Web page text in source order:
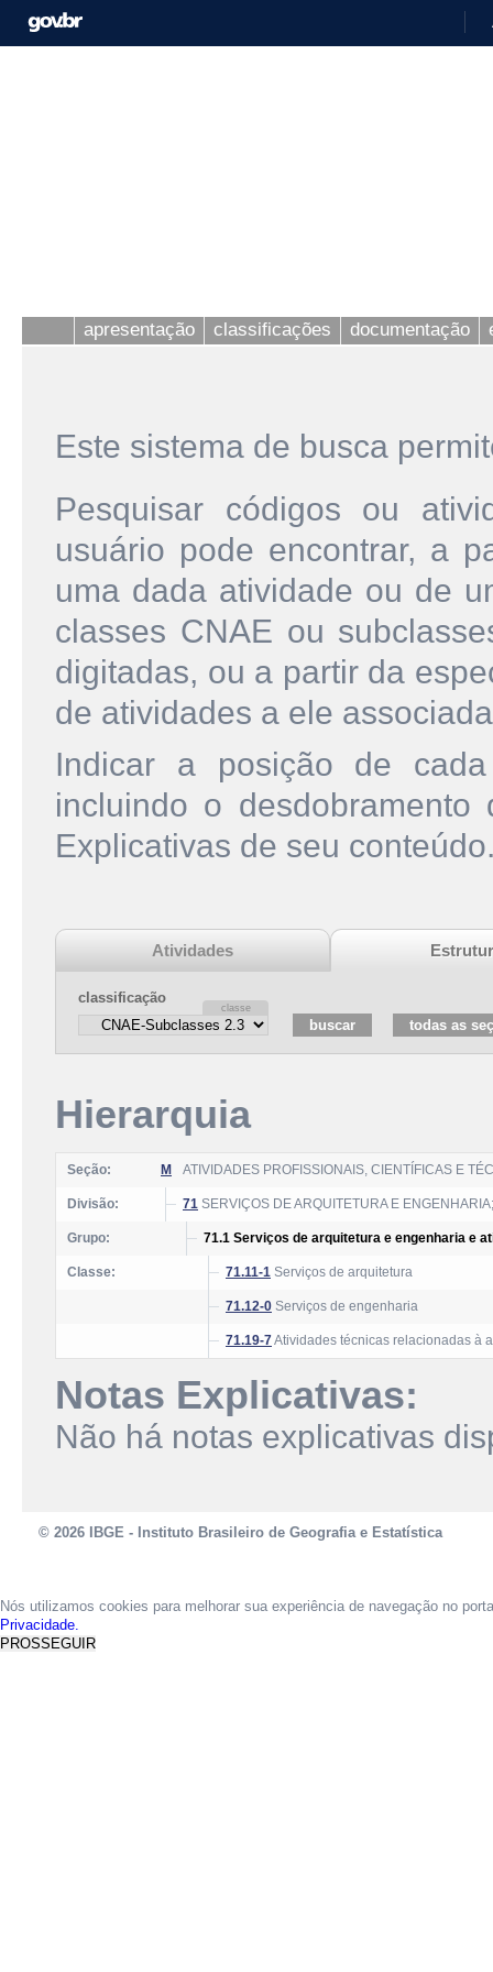
apresentação classificações documentação
Este sistema de busca
Pesquisar códigos ou
usuário pode encontrar, a
uma dada atividade ou de
classes CNAE ou
digitadas, ou a partir da
de atividades a ele
Indicar a posição de
incluindo o
Explicativas de seu
Atividades
classificação
Hierarquia
Seção: M ATIVIDADES PROFISSIONAIS, CIENTÍFICAS E
Divisão: 71 SERVIÇOS DE ARQUITETURA E
Grupo: 71.1 Serviços de arquitetura e engenharia e
Classe: 71.11-1 Serviços de arquitetura
71.12-0 Serviços de engenharia
71.19-7Atividades técnicas relacionadas à
Notas Explicativas:
Não há notas explicativas
© 2026 IBGE - Instituto Brasileiro de Geografia e Estatística
Nós utilizamos cookies para melhorar sua experiência de navegação no
Privacidade.
PROSSEGUIR